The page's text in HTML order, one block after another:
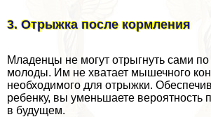
3. Отрыжка после кормления
Младенцы не могут отрыгнуть сами по
молоды. Им не хватает мышечного
необходимого для отрыжки.
ребенку, вы уменьшаете вероятность
в будущем.